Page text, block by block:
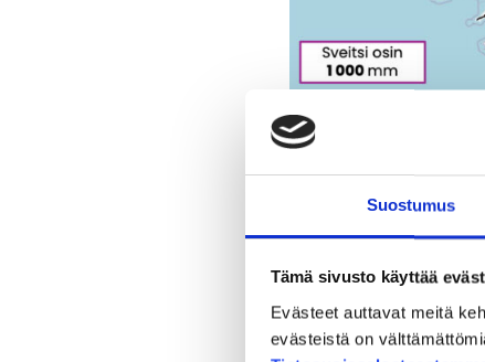
Suostumus
Tämä sivusto käyttää
Evästeet auttavat meitä
evästeistä on
Suomen raideleveys
kesään 2026 mennessä
Haasteita on,